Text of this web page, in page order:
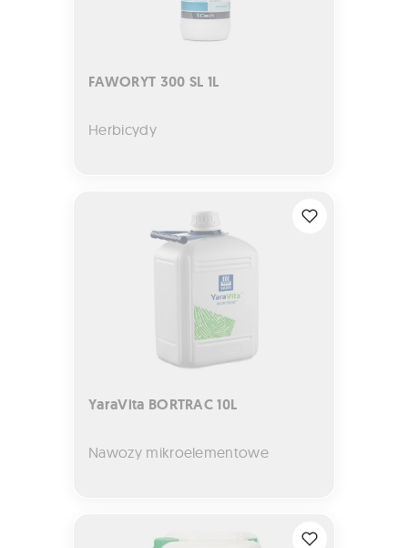
FAWORYT 300 SL 1L
Herbicydy
YaraVita BORTRAC 10L
Nawozy mikroelementowe